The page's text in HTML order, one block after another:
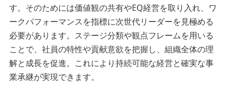
す。そのためには価値観の共有やEQ経営を取り入れ、ワ
ークパフォーマンスを指標に次世代リーダーを見極める
必要があります。ステージ分類や観点フレームを用いる
ことで、社員の特性や貢献意欲を把握し、組織全体の理
解と成長を促進。これにより持続可能な経営と確実な事
業承継が実現できます。